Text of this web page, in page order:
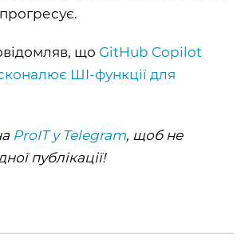
що GitHub Copilot
ШІ-функції для
ProIT у Telegram, щоб не
публікації!